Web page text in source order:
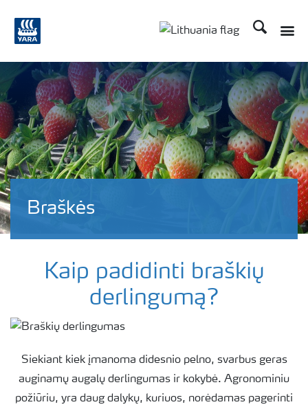
Ieškoti
Braškės
Kaip padidinti braškių
derlingumą?
Siekiant kiek įmanoma didesnio pelno, svarbus geras
auginamų augalų derlingumas ir kokybė. Agronominiu
požiūriu, yra daug dalykų, kuriuos, norėdamas pagerinti